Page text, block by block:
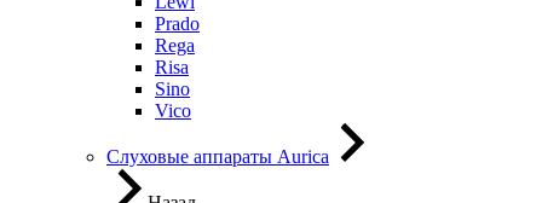
Prado
Rega
Risa
Sino
Vico
Слуховые аппараты Aurica